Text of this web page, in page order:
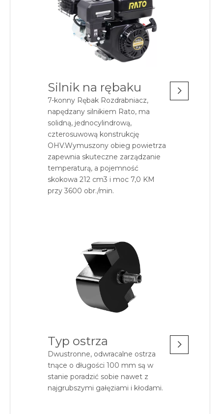
Silnik na rębaku
7-konny Rębak Rozdrabniacz,
napędzany silnikiem Rato, ma
solidną, jednocylindrową,
czterosuwową konstrukcję
OHV.Wymuszony obieg powietrza
zapewnia skuteczne zarządzanie
temperaturą, a pojemność
skokowa 212 cm3 i moc 7,0 KM
przy 3600 obr./min.
Typ ostrza
Dwustronne, odwracalne ostrza
tnące o długości 100 mm są w
stanie poradzić sobie nawet z
najgrubszymi gałęziami i kłodami.